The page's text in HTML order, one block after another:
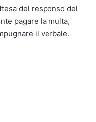
del responso del
pagare la multa,
il verbale.